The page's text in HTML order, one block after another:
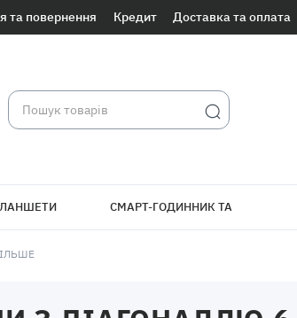
та повернення Кредит Доставка та оплата
СМАРТ-ГОДИННИК ТА